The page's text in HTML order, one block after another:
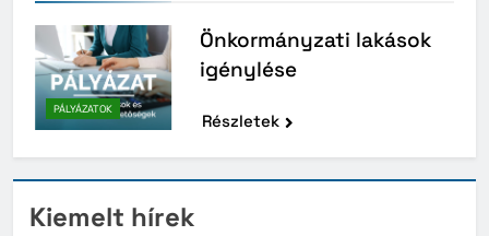
PÁLYÁZATOK
Önkormányzati lakások
igénylése
Részletek
Kiemelt hírek